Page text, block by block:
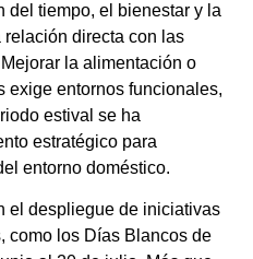
del tiempo, el bienestar y la
directa con las
la alimentación o
exige entornos funcionales,
estival se ha
estratégico para
entorno doméstico.
el despliegue de iniciativas
como los Días Blancos de